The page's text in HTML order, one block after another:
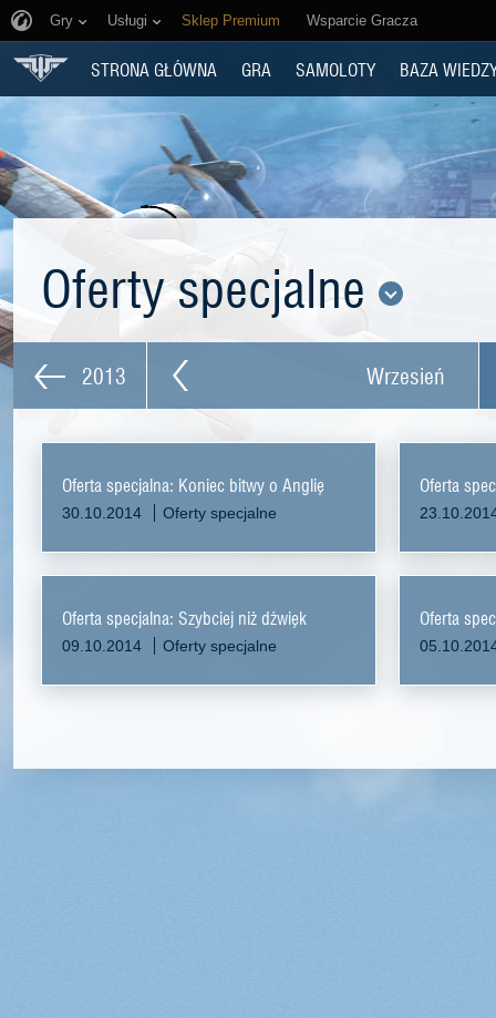
Gry Usługi Sklep Premium Wsparcie Gracza
STRONA GŁÓWNA GRA SAMOLOTY BAZA
Oferty specjalne
2013 Wrzesień
Oferta specjalna: Koniec bitwy o Anglię
30.10.2014 Oferty specjalne
Oferta
Oferta specjalna: Szybciej niż dźwięk
09.10.2014 Oferty specjalne
Oferta